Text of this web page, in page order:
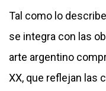
Tal como lo
se integra con las
arte argentino
XX, que reflejan las